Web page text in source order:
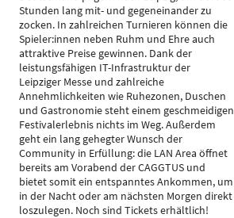
Stunden lang mit- und gegeneinander zu
zocken. In zahlreichen Turnieren können die
Spieler:innen neben Ruhm und Ehre auch
attraktive Preise gewinnen. Dank der
leistungsfähigen IT-Infrastruktur der
Leipziger Messe und zahlreiche
Annehmlichkeiten wie Ruhezonen, Duschen
und Gastronomie steht einem geschmeidigen
Festivalerlebnis nichts im Weg. Außerdem
geht ein lang gehegter Wunsch der
Community in Erfüllung: die LAN Area öffnet
bereits am Vorabend der CAGGTUS und
bietet somit ein entspanntes Ankommen, um
in der Nacht oder am nächsten Morgen direkt
loszulegen. Noch sind Tickets erhältlich!